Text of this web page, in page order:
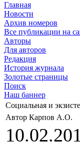
Главная
Новости
Архив номеров
Все публикации на
Авторы
Для авторов
Редакция
История журнала
Золотые страницы
Поиск
Наш баннер
Социальная и
Автор Карпов А.О.